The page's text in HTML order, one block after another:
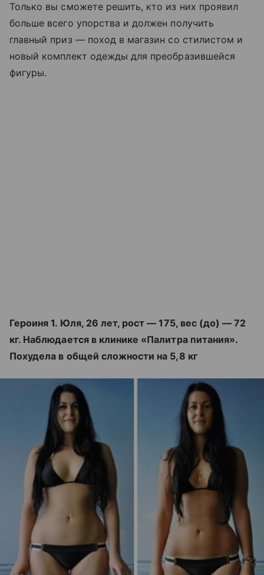
Только вы сможете решить, кто из них проявил
больше всего упорства и должен получить
главный приз — поход в магазин со стилистом и
новый комплект одежды для преобразившейся
фигуры.
Героиня 1. Юля, 26 лет, рост — 175, вес (до) — 72
кг. Наблюдается в клинике «Палитра питания».
Похудела в общей сложности на 5,8 кг